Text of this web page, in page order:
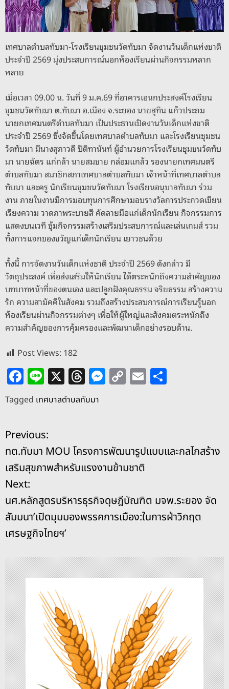
k
เทศบาลตำบลทับมา-โรงเรียนชุมชนวัดทับมา จัดงานวันเด็กแห่งชาติ
ประจำปี 2569 มุ่งประสบการณ์นอกห้องเรียนผ่านกิจกรรมหลาก
หลาย
เมื่อเวลา 09.00 น. วันที่ 9 ม.ค.69 ที่อาคารเอนกประสงค์โรงเรียน
ชุมชนวัดทับมา ต.ทับมา อ.เมือง จ.ระยอง นายสุทิน แก้วประถม
นายกเทศมนตรีตำบลทับมา เป็นประธานเปิดงานวันเด็กแห่งชาติ
ประจำปี 2569 ซึ่งจัดขึ้นโดยเทศบาลตำบลทับมา และโรงเรียนชุมชน
วัดทับมา มีนางสุภาวดี ปิติทานันท์ ผู้อำนวยการโรงเรียนชุมชนวัดทับ
มา นายฉัตร แก่กล้า นายสมชาย กล่อมแกล้ว รองนายกเทศมนตรี
ตำบลทับมา สมาชิกสภาเทศบาลตำบลทับมา เจ้าหน้าที่เทศบาลตำบล
ทับมา และครู นักเรียนชุมชนวัดทับมา โรงเรียนอนุบาลทับมา ร่วม
งาน ภายในงานมีการมอบทุนการศึกษามอบรางวัลการประกวดเขียน
เรียงความ วาดภาพระบายสี คัดลายมือแก่เด็กนักเรียน กิจกรรมการ
แสดงบนเวที ซุ้มกิจกรรมสร้างเสริมประสบการณ์และเล่นเกมส์ รวม
ทั้งการแจกของขวัญแก่เด็กนักเรียน เยาวชนด้วย
ทั้งนี้ การจัดงานวันเด็กแห่งชาติ ประจำปี 2569 ดังกล่าว มี
วัตถุประสงค์ เพื่อส่งเสริมให้นักเรียน ได้ตระหนักถึงความสำคัญของ
บทบาทหน้าที่ของตนเอง และปลูกฝังคุณธรรม จริยธรรม สร้างความ
รัก ความสามัคคีในสังคม รวมถึงสร้างประสบการณ์การเรียนรู้นอก
ห้องเรียนผ่านกิจกรรมต่างๆ เพื่อให้ผู้ใหญ่และสังคมตระหนักถึง
ความสำคัญของการคุ้มครองและพัฒนาเด็กอย่างรอบด้าน.
Post Views: 182
F
a
c
e
b
o
o
k
Li
n
e
X T
h
re
d
s
M
e
n
g
er
C
o
Li
n
k
E
m
Tagged เทศบาลตำบลทับมา
แ
น
ะ
แ
น
ว
เ
รื่
อ
ง
Previous:
ทต.ทับมา MOU โครงการพัฒนารูปแบบและกลไกสร้าง
เสริมสุขภาพสำหรับแรงงานข้ามชาติ
Next:
นศ.หลักสูตรบริหารธุรกิจดุษฎีบัณฑิต มจพ.ระยอง จัด
สัมมนา’เปิดมุมมองพรรคการเมือง:ในการฝ่าวิกฤต
เศรษฐกิจไทยฯ’